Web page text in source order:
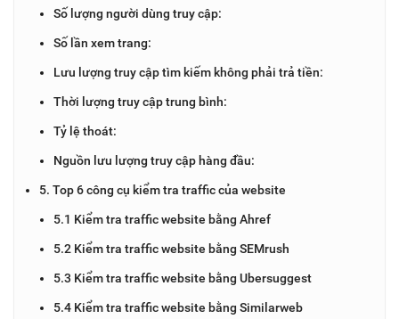
Số lượng người dùng truy cập:
Số lần xem trang:
Lưu lượng truy cập tìm kiếm không phải trả tiền:
Thời lượng truy cập trung bình:
Tỷ lệ thoát:
Nguồn lưu lượng truy cập hàng đầu:
5. Top 6 công cụ kiểm tra traffic của website
5.1 Kiểm tra traffic website bằng Ahref
5.2 Kiểm tra traffic website bằng SEMrush
5.3 Kiểm tra traffic website bằng Ubersuggest
5.4 Kiểm tra traffic website bằng Similarweb